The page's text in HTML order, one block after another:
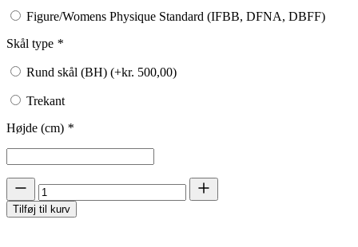
Figure/Womens Physique Standard (IFBB, DFNA, DBFF)
Skål type *
Rund skål (BH) (+kr. 500,00)
Trekant
Højde (cm) *
Green
Velvet
-
Tilføj til kurv